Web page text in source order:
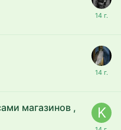
магазинов ,